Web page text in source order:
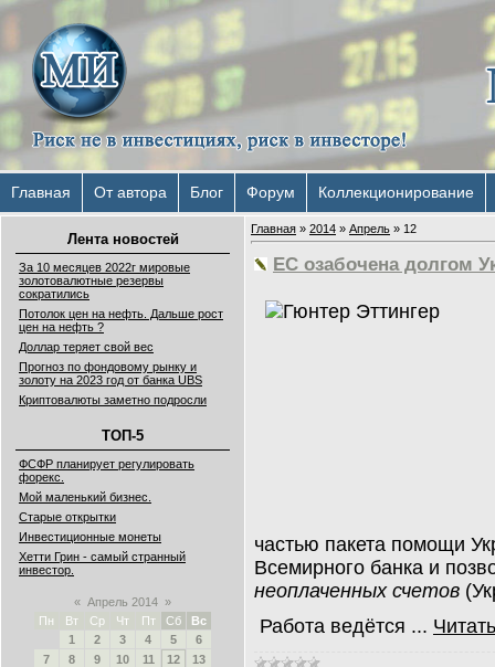
Главная От автора Блог Форум Коллекционирование
Лента новостей
За 10 месяцев 2022г мировые
золотовалютные резервы
сократились
Потолок цен на нефть. Дальше рост
цен на нефть ?
Доллар теряет свой вес
Прогноз по фондовому рынку и
золоту на 2023 год от банка UBS
Криптовалюты заметно подросли
ТОП-5
ФСФР планирует регулировать
форекс.
Мой маленький бизнес.
Старые открытки
Инвестиционные монеты
Хетти Грин - самый странный
инвестор.
« Апрель 2014 »
Пн
Вт Ср Чт Пт Сб
Вс
1
2 3 4 5
6
7
8 9 10 11 12
13
Главная » 2014 » Апрель » 12
ЕС озабочена долгом
частью пакета помощи
Всемирного банка и
неоплаченных счетов
Работа ведётся ...